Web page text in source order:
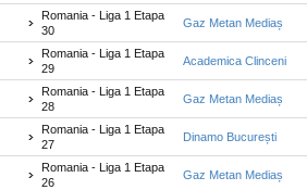
Romania - Liga 1 Etapa
30
Gaz Metan Mediaș
Romania - Liga 1 Etapa
29
Academica Clinceni
Romania - Liga 1 Etapa
28
Gaz Metan Mediaș
Romania - Liga 1 Etapa
27
Dinamo București
Romania - Liga 1 Etapa
26
Gaz Metan Mediaș